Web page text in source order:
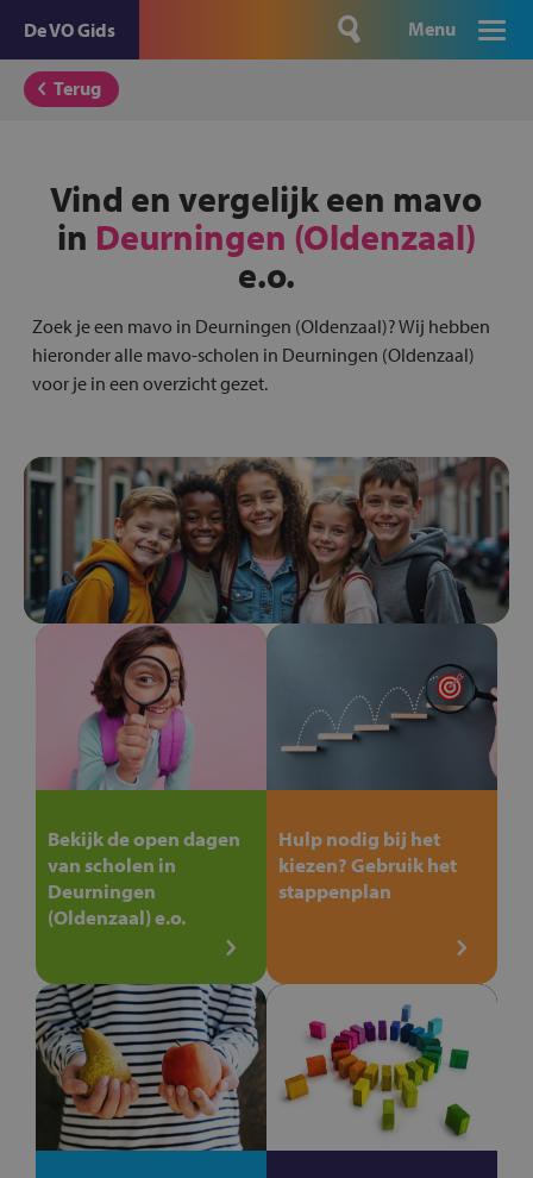
De VO Gids Menu
Terug
Vind en vergelijk een mavo
in Deurningen (Oldenzaal)
e.o.
Zoek je een mavo in Deurningen (Oldenzaal)? Wij hebben
hieronder alle mavo-scholen in Deurningen (Oldenzaal)
voor je in een overzicht gezet.
Bekijk de open dagen
van scholen in
Deurningen
(Oldenzaal) e.o.
Hulp nodig bij het
kiezen? Gebruik het
stappenplan